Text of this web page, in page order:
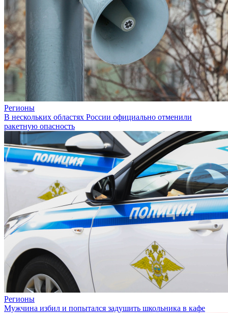
Регионы
В нескольких областях России официально отменили
ракетную опасность
Регионы
Мужчина избил и попытался задушить школьника в кафе